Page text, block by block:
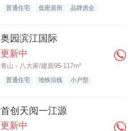
普通住宅 低密居所 品牌房企
奥园滨江国际
更新中
青山 - 八大家/建面95-117m²
普通住宅 地铁沿线 小户型
首创天阅一江源
更新中